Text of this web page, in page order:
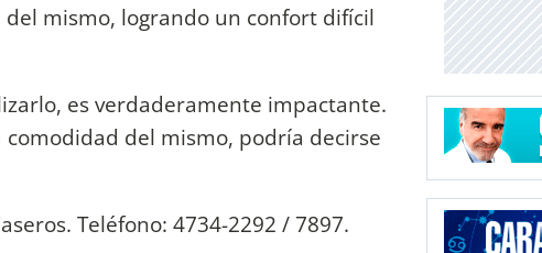
mismo, logrando un confort difícil
es verdaderamente impactante.
del mismo, podría decirse
Teléfono: 4734-2292 / 7897.